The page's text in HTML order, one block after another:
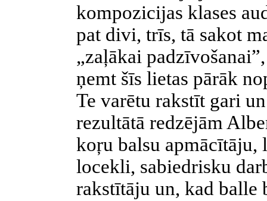
kompozicijas klases
pat divi, trīs, tā sakot
„zaļākai
ņemt šīs lietas pārāk
Te varētu rakstīt gari
rezultātā redzējām
koŗu balsu apmācītāju,
locekli, sabiedrisku
rakstītāju un, kad balle